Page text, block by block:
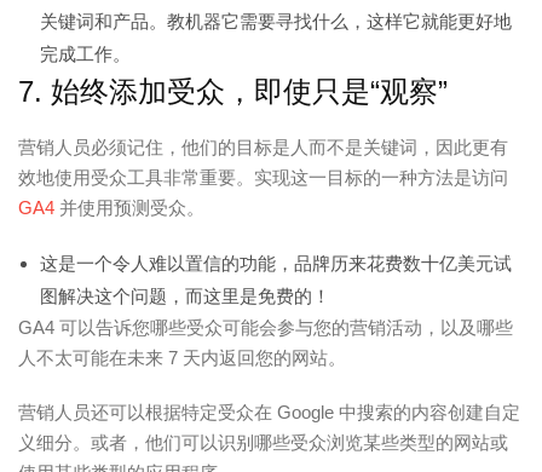
关键词和产品。教机器它需要寻找什么，这样它就能更好地
完成工作。
7. 始终添加受众，即使只是“观察”
营销人员必须记住，他们的目标是人而不是关键词，因此更有
效地使用受众工具非常重要。实现这一目标的一种方法是访问
GA4 并使用预测受众。
这是一个令人难以置信的功能，品牌历来花费数十亿美元试
图解决这个问题，而这里是免费的！
GA4 可以告诉您哪些受众可能会参与您的营销活动，以及哪些
人不太可能在未来 7 天内返回您的网站。
营销人员还可以根据特定受众在 Google 中搜索的内容创建自定
义细分。或者，他们可以识别哪些受众浏览某些类型的网站或